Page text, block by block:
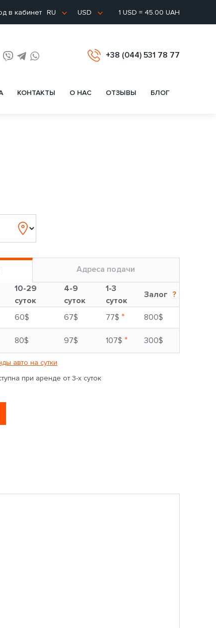
в кабинет RU USD 1 USD = 45.00 UAH
+38 (044) 531 78 77
КОНТАКТЫ О НАС ОТЗЫВЫ БЛОГ
Адреса подачи
10-29
суток
4-9
суток
1-3
суток
Залог ?
60$ 67$ 77$ *
800$
80$ 97$ 107$ * 300$
авто на сутки
при аренде от 3-х суток